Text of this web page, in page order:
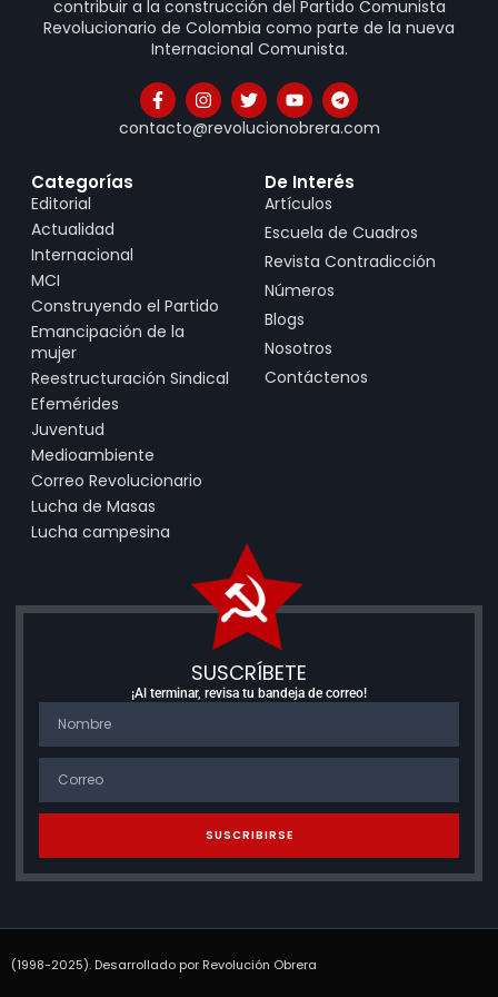
contribuir a la construcción del Partido Comunista
Revolucionario de Colombia como parte de la nueva
Internacional Comunista.
contacto@revolucionobrera.com
Categorías
Editorial
Actualidad
Internacional
MCI
Construyendo el Partido
Emancipación de la
mujer
Reestructuración Sindical
Efemérides
Juventud
Medioambiente
Correo Revolucionario
Lucha de Masas
Lucha campesina
De Interés
Artículos
Escuela de Cuadros
Revista Contradicción
Números
Blogs
Nosotros
Contáctenos
SUSCRÍBETE
¡Al terminar, revisa tu bandeja de correo!
SUSCRIBIRSE
(1998-2025). Desarrollado por Revolución Obrera